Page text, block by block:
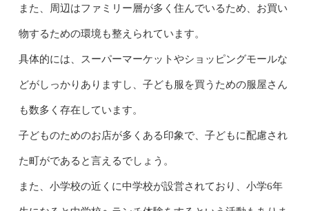
また、周辺はファミリー層が多く住んでいるため、お買い
物するための環境も整えられています。
具体的には、スーパーマーケットやショッピングモールな
どがしっかりありますし、子ども服を買うための服屋さん
も数多く存在しています。
子どものためのお店が多くある印象で、子どもに配慮され
た町がであると言えるでしょう。
また、小学校の近くに中学校が設営されており、小学6年